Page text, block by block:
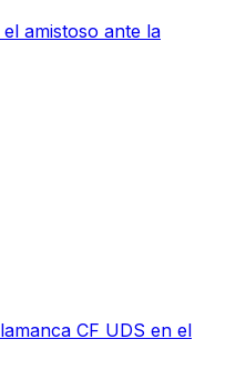
amistoso ante la
CF UDS en el